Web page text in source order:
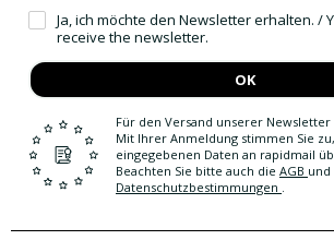
Ja, ich möchte den Newsletter erhalten. /
receive the newsletter.
OK
Für den Versand unserer
Mit Ihrer Anmeldung stimmen Sie
eingegebenen Daten an rapidmail
Beachten Sie bitte auch die AGB und
Datenschutzbestimmungen .